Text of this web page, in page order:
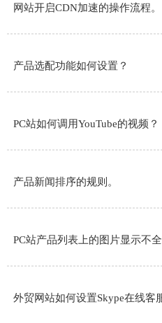
网站开启CDN加速的操作流程。
产品选配功能如何设置？
PC站如何调用YouTube的视频？
产品新闻排序的规则。
PC站产品列表上的图片显示不
外贸网站如何设置Skype在线客